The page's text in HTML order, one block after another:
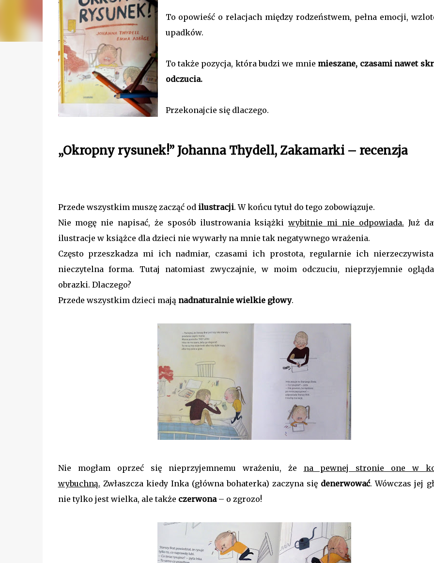
To opowieść o relacjach między rodzeństwem, pełna emocji,
upadków.
To także pozycja, która budzi we mnie mieszane, czasami nawet
odczucia.
Przekonajcie się dlaczego.
„Okropny rysunek!” Johanna Thydell, Zakamarki – recenzja
Przede wszystkim muszę zacząć od ilustracji. W końcu tytuł do tego zobowiązuje.
Nie mogę nie napisać, że sposób ilustrowania książkiwybitnie mi nie odpowiada. Już
ilustracje w książce dla dzieci nie wywarły na mnie tak negatywnego wrażenia.
Często przeszkadza mi ich nadmiar, czasami ich prostota, regularnie ich
nieczytelna forma. Tutaj natomiast zwyczajnie, w moim odczuciu, nieprzyjemnie
obrazki. Dlaczego?
Przede wszystkim dzieci mają nadnaturalnie wielkie głowy.
Nie mogłam oprzeć się nieprzyjemnemu wrażeniu, że na pewnej stronie one w
wybuchną. Zwłaszcza kiedy Inka (główna bohaterka) zaczyna się denerwować. Wówczas jej
nie tylko jest wielka, ale także czerwona – o zgrozo!